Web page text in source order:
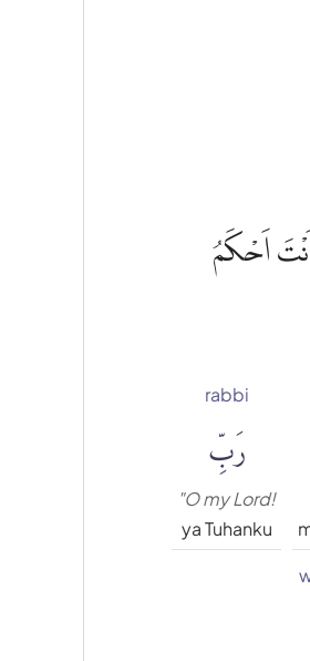
اَحْكَمُ
rabbi
رَبِّ
"O my Lord!
ya Tuhanku